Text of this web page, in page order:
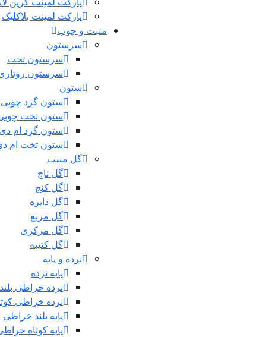
پارکت لمینت بلاکلیک
منبت و چوب
سرستون
سرستون تخت
سرستون
ستون
ستون گرد چوبی
ستون تخت
ستون گرد ام
ستون تخت ام
گل منبت
گل تاج
گل کنج
گل دایره
گل مربع
گل مرکزی
گل کتیبه
نرده و پایه
پایه نرده
نرده خراطی بلند
نرده خراطی
پایه بلند خراطی
پایه کوتاه